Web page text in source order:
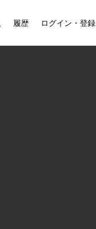
履歴 ログイン・登録